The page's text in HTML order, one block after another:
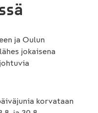
ja Oulun
jokaisena
korvataan